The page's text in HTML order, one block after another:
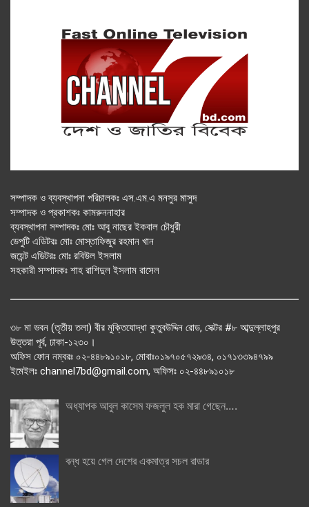
সম্পাদক ও ব্যবস্থাপনা পরিচালকঃ এস.এম.এ মনসুর মাসুদ
সম্পাদক ও প্রকাশকঃ কামরুননাহার
ব্যবস্থাপনা সম্পাদকঃ মোঃ আবু নাছের ইকবাল চৌধুরী
ডেপুটি এডিটরঃ মোঃ মোস্তাফিজুর রহমান খান
জয়েন্ট এডিটরঃ মোঃ রবিউল ইসলাম
সহকারী সম্পাদকঃ শাহ রাশিদুল ইসলাম রাসেল
৩৮ মা ভবন (তৃতীয় তলা) বীর মুক্তিযোদ্ধা কুতুবউদ্দিন রোড, সেক্টর #৮ আব্দুল্লাহপুর
উত্তরা পূর্ব, ঢাকা-১২৩০।
অফিস ফোন নম্বরঃ ০২-৪৪৮৯১০১৮, মোবাঃ০১৯৭০৫৭২৯৩৪, ০১৭১৩৩৯৪৭৯৯
ইমেইলঃ channel7bd@gmail.com, অফিসঃ ০২-৪৪৮৯১০১৮
অধ্যাপক আবুল কাসেম ফজলুল হক মারা গেছেন….
বন্ধ হয়ে গেল দেশের একমাত্র সচল রাডার